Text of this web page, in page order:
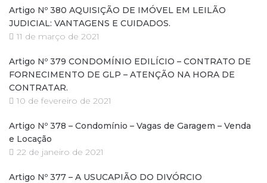
Artigo Nº 380 AQUISIÇÃO DE IMÓVEL EM LEILÃO
JUDICIAL: VANTAGENS E CUIDADOS.
11 de março de 2021
Artigo Nº 379 CONDOMÍNIO EDILÍCIO – CONTRATO DE
FORNECIMENTO DE GLP – ATENÇÃO NA HORA DE
CONTRATAR.
10 de fevereiro de 2021
Artigo Nº 378 – Condomínio – Vagas de Garagem – Venda
e Locação
22 de janeiro de 2021
Artigo Nº 377 – A USUCAPIÃO DO DIVÓRCIO